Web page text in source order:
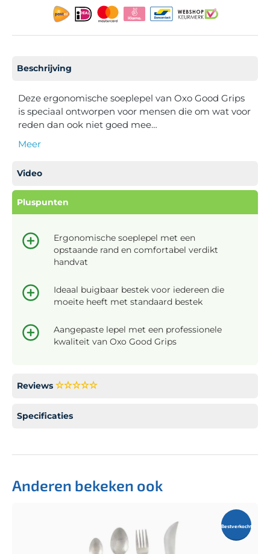
Beschrijving
Deze ergonomische soeplepel van Oxo Good Grips
is speciaal ontworpen voor mensen die om wat voor
reden dan ook niet goed mee…
Meer
Video
Pluspunten
Ergonomische soeplepel met een
opstaande rand en comfortabel verdikt
handvat
Ideaal buigbaar bestek voor iedereen die
moeite heeft met standaard bestek
Aangepaste lepel met een professionele
kwaliteit van Oxo Good Grips
Reviews
Specificaties
Anderen bekeken ook
Bestverkocht